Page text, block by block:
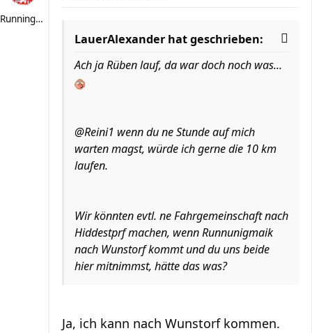
RunningMaik
LauerAlexander hat geschrieben:
Ach ja Rüben lauf, da war doch noch was...
@Reini1 wenn du ne Stunde auf mich
warten magst, würde ich gerne die 10 km
laufen.
Wir könnten evtl. ne Fahrgemeinschaft nach
Hiddestprf machen, wenn Runnunigmaik
nach Wunstorf kommt und du uns beide
hier mitnimmst, hätte das was?
Ja, ich kann nach Wunstorf kommen.